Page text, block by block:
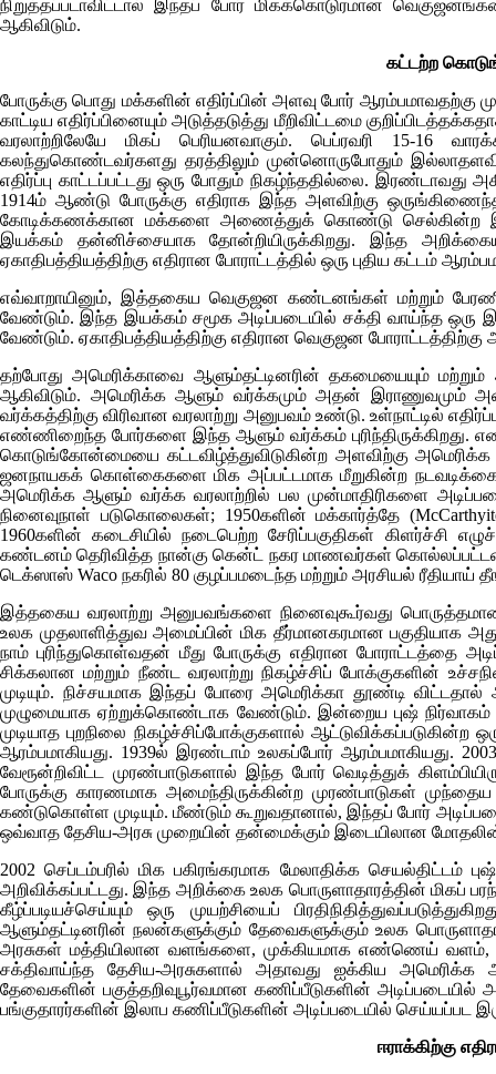
நிறுத்தப்படாவிட்டால் இந்தப் போர் மிகக்கொடுரமான
ஆகிவிடும்.
கட்டற்ற
போருக்கு பொது மக்களின் எதிர்ப்பின் அளவு போர் ஆரம்பமாவதற்கு
காட்டிய எதிர்ப்பினையும் அடுத்தடுத்து மீறிவிட்டமை
வரலாற்றிலேயே மிகப் பெரியனவாகும். பெப்ரவரி 15-16
கலந்துகொண்டவர்களது தரத்திலும் முன்னொருபோதும்
எதிர்ப்பு காட்டப்பட்டது ஒரு போதும் நிகழ்ந்ததில்லை. இரண்டாவது
1914ம் ஆண்டு போருக்கு எதிராக இந்த அளவிற்கு
கோடிக்கணக்கான மக்களை அணைத்துக் கொண்டு செல்கின்ற
இயக்கம் தன்னிச்சையாக தோன்றியிருக்கிறது. இந்த
ஏகாதிபத்தியத்திற்கு எதிரான போராட்டத்தில் ஒரு புதிய
எவ்வாறாயினும், இத்தகைய வெகுஜன கண்டனங்கள் மற்றும்
வேண்டும். இந்த இயக்கம் சமூக அடிப்படையில் சக்தி வாய்ந்த ஒரு
வேண்டும். ஏகாதிபத்தியத்திற்கு எதிரான வெகுஜன
தற்போது அமெரிக்காவை ஆளும்தட்டினரின் தகமையையும் மற்றும்
ஆகிவிடும். அமெரிக்க ஆளும் வர்க்கமும் அதன்
வர்க்கத்திற்கு விரிவான வரலாற்று அனுபவம் உண்டு. உள்நாட்டில்
எண்ணிறைந்த போர்களை இந்த ஆளும் வர்க்கம் புரிந்திருக்கிறது.
கொடுங்கோன்மையை கட்டவிழ்த்துவிடுகின்ற அளவிற்கு
ஜனநாயகக் கொள்கைகளை மிக அப்பட்டமாக மீறுகின்ற
அமெரிக்க ஆளும் வர்க்க வரலாற்றில் பல முன்மாதிரிகளை
நினைவுநாள் படுகொலைகள்; 1950களின் மக்கார்த்தே (
1960களின் கடைசியில் நடைபெற்ற சேரிப்பகுதிகள் கிளர்ச்சி
கண்டனம் தெரிவித்த நான்கு கென்ட் நகர மாணவர்கள்
டெக்ஸாஸ் Waco நகரில் 80 குழப்பமடைந்த மற்றும் அரசியல்
இத்தகைய வரலாற்று அனுபவங்களை நினைவுகூர்வது
உலக முதலாளித்துவ அமைப்பின் மிக தீர்மானகரமான பகுதியாக
நாம் புரிந்துகொள்வதன் மீது போருக்கு எதிரான போராட்டத்தை
சிக்கலான மற்றும் நீண்ட வரலாற்று நிகழ்ச்சிப் போக்குகளின்
முடியும். நிச்சயமாக இந்தப் போரை அமெரிக்கா தூண்டி
முழுமையாக ஏற்றுக்கொண்டாக வேண்டும். இன்றைய புஷ்
முடியாத புறநிலை நிகழ்ச்சிப்போக்குகளால்
ஆரம்பமாகியது. 1939ல் இரண்டாம் உலகப்போர் ஆரம்பமாகியது.
வேரூன்றிவிட்ட முரண்பாடுகளால் இந்த போர் வெடித்துக்
போருக்கு காரணமாக அமைந்திருக்கின்ற முரண்பாடுகள்
கண்டுகொள்ள முடியும். மீண்டும் கூறுவதானால், இந்தப் போர்
ஒவ்வாத தேசிய-அரசு முறையின் தன்மைக்கும் இடையிலான மோதலின்
2002 செப்டம்பரில் மிக பகிரங்கரமாக மேலாதிக்க செயல்திட்டம்
அறிவிக்கப்பட்டது. இந்த அறிக்கை உலக பொருளாதாரத்தின்
கீழ்ப்படியச்செய்யும் ஒரு முயற்சியைப்
ஆளும்தட்டினரின் நலன்களுக்கும் தேவைகளுக்கும் உலக
அரசுகள் மத்தியிலான வளங்களை, முக்கியமாக எண்ணெய் வளம்,
சக்திவாய்ந்த தேசிய-அரசுகளால் அதாவது ஐக்கிய
தேவைகளின் பகுத்தறிவுபூர்வமான கணிப்பீடுகளின் அடிப்படையில்
பங்குதாரர்களின் இலாப கணிப்பீடுகளின் அடிப்படையில் செய்யப்பட
ஈராக்கிற்கு